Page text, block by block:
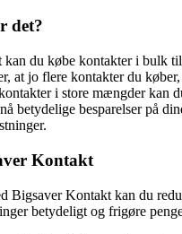
det?
du købe kontakter i bulk
at jo flere kontakter du
i store mængder kan
betydelige besparelser på
Kontakt
Bigsaver Kontakt kan du
betydeligt og frigøre